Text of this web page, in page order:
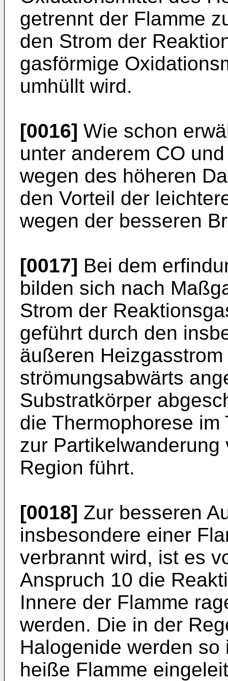
getrennt der Flamme
den Strom der
gasförmige
umhüllt wird.
[0016] Wie schon
unter anderem CO
wegen des höheren
den Vorteil der
wegen der besseren
[0017] Bei dem
bilden sich nach
Strom der
geführt durch den
äußeren
strömungsabwärts
Substratkörper
die Thermophorese
zur
Region führt.
[0018] Zur besseren
insbesondere einer
verbrannt wird, ist es
Anspruch 10 die
Innere der Flamme
werden. Die in der
Halogenide werden
heiße Flamme